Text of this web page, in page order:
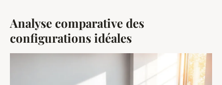
Analyse comparative des
configurations idéales